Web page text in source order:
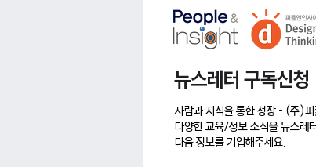
AI는 협업🤝을 대체하지 않는다.
​뉴스레터 구독신청
사람과 지식을 통한 성장 - (주)
다양한 교육/정보 소식을 뉴스레
다음 정보를 기입해주세요.